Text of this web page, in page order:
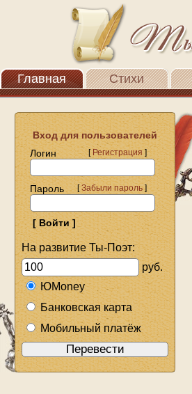
Главная Стихи
Вход для пользователей
Логин
[Регистрация]
Пароль [Забыли пароль]
На развитие Ты-Поэт:
руб.
ЮMoney
Банковская карта
Мобильный платёж